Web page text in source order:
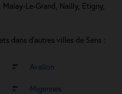
Le-Grand, Nailly, Etigny,
dans d’autres villes de Sens :
Avallon
Migennes